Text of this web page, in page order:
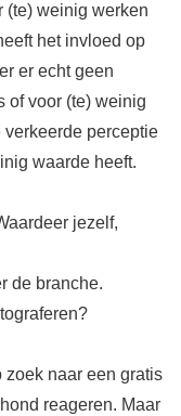
(te) weinig werken
het invloed op
er echt geen
of voor (te) weinig
perceptie
waarde heeft.
jezelf,
de branche.
zoek naar een gratis
reageren. Maar